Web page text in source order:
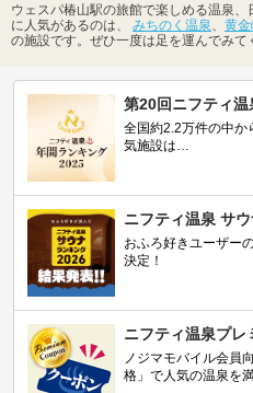
ウェスパ椿山駅の旅館で楽しめる温泉
に人気があるのは、 みちのく温泉 黄
の施設です。ぜひ一度は足を運んでみて
第20回ニフティ
全国約2.2万件の中か
気施設は…
ニフティ温泉 サ
おふろ好きユーザー
決定！
ニフティ温泉プレ
ノジマモバイル会員
格」で人気の温泉を